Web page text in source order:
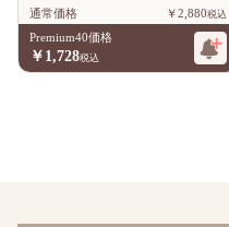
通常価格
￥2,880
Premium40価格
￥1,728